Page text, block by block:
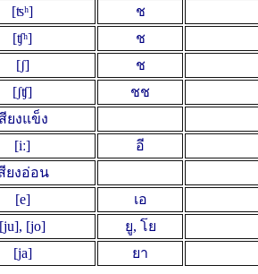
[ʦʰ] ช
[ʧʰ] ช
[ʃ] ช
[ʃʧ] ชช
ยงแข็ง
[iː] อี
ยงอ่อน
[e] เอ
[ju], [jo] ยู, โย
[ja] ยา